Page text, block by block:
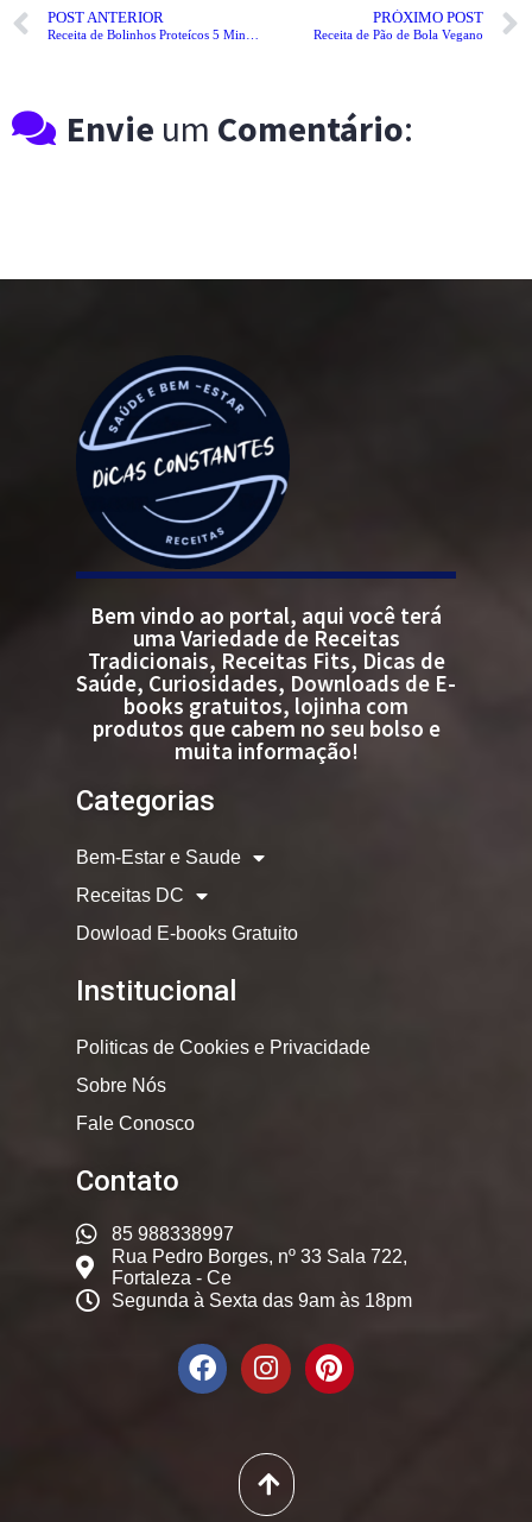
POST ANTERIOR PRÓXIMO POST
Receita de Pão de Bola Vegano
Envie um Comentário:
Bem vindo ao portal, aqui você terá
uma Variedade de Receitas
Tradicionais, Receitas Fits, Dicas de
Saúde, Curiosidades, Downloads de E-
books gratuitos, lojinha com
produtos que cabem no seu bolso e
muita informação!
Categorias
Bem-Estar e Saude
Receitas DC
Dowload E-books Gratuito
Institucional
Politicas de Cookies e Privacidade
Sobre Nós
Fale Conosco
Contato
85 988338997
Rua Pedro Borges, nº 33 Sala 722,
Fortaleza - Ce
Segunda à Sexta das 9am às 18pm